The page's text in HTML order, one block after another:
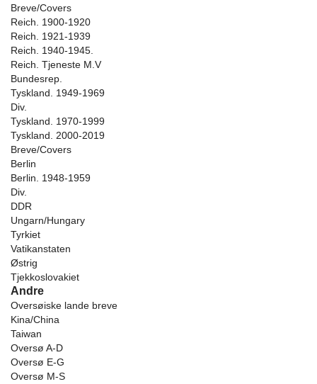
Breve/Covers
Reich. 1900-1920
Reich. 1921-1939
Reich. 1940-1945.
Reich. Tjeneste M.V
Bundesrep.
Tyskland. 1949-1969
Div.
Tyskland. 1970-1999
Tyskland. 2000-2019
Breve/Covers
Berlin
Berlin. 1948-1959
Div.
DDR
Ungarn/Hungary
Tyrkiet
Vatikanstaten
Østrig
Tjekkoslovakiet
Andre
Oversøiske lande breve
Kina/China
Taiwan
Oversø A-D
Oversø E-G
Oversø M-S